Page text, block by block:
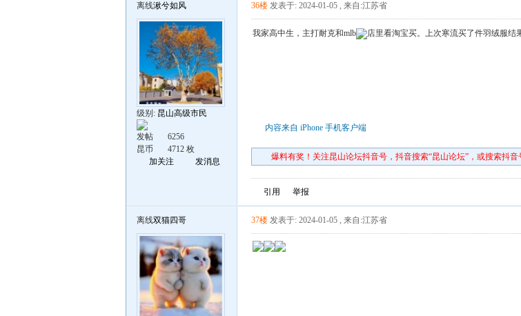
离线湫兮如风
级别: 昆山高级市民
发帖
6256
昆币
4712 枚
加关注
发消息
36楼 发表于: 2024-01-05 , 来自:江苏省
我家高中生，主打耐克和mlb 店里看淘宝买。上次寒流买了件羽绒服
内容来自 iPhone 手机客户端
爆料有奖！关注昆山论坛抖音号，抖音搜索“昆山论坛”，或搜索抖音
引用 举报
离线双猫四哥 37楼 发表于: 2024-01-05 , 来自:江苏省